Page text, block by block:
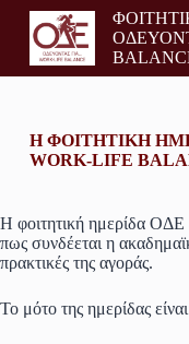
p
o
e
n
t
Η ΦΟΙΤΗΤΙΚΗ
WORK-LIFE
Η φοιτητική ημερίδα ΟΔΕ
πως συνδέεται η
πρακτικές της αγοράς.
Το μότο της ημερίδας